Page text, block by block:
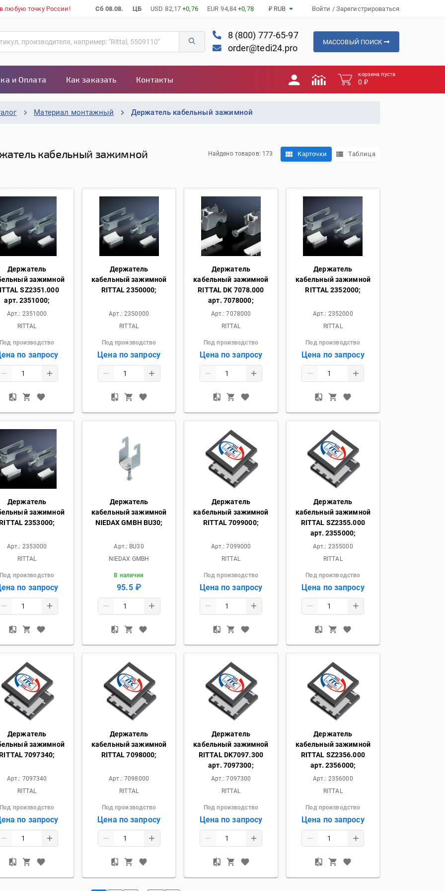
любую точку России! Сб 08.08. ЦБ USD 82,17 +0,76 EUR 94,84 +0,78 ₽ RUB Войти / Зарегистрироваться
8 (800) 777-65-97
order@tedi24.pro
МАССОВЫЙ ПОИСК
и Оплата Как заказать Контакты
корзина пуста
0 ₽
Материал монтажный Держатель кабельный зажимной
кабельный зажимной Найдено товаров: 173 Карточки Таблица
Держатель
зажимной
SZ2351.000
арт. 2351000;
Арт.: 2351000
RITTAL
Под производство
по запросу
Держатель
кабельный зажимной
RITTAL 2350000;
Арт.: 2350000
RITTAL
Под производство
Цена по запросу
Держатель
кабельный зажимной
RITTAL DK 7078.000
арт. 7078000;
Арт.:7078000
RITTAL
Под производство
Цена по запросу
Держатель
кабельный зажимной
RITTAL 2352000;
Арт.: 2352000
RITTAL
Под производство
Цена по запросу
Держатель
зажимной
2353000;
Арт.: 2353000
RITTAL
Под производство
по запросу
Держатель
кабельный зажимной
NIEDAX GMBH BU30;
Арт.: BU30
NIEDAX GMBH
В наличии
95.5 ₽
Держатель
кабельный зажимной
RITTAL 7099000;
Арт.:7099000
RITTAL
Под производство
Цена по запросу
Держатель
кабельный зажимной
RITTAL SZ2355.000
арт. 2355000;
Арт.: 2355000
RITTAL
Под производство
Цена по запросу
Держатель
зажимной
7097340;
Арт.: 7097340
RITTAL
Под производство
по запросу
Держатель
кабельный зажимной
RITTAL 7098000;
Арт.: 7098000
RITTAL
Под производство
Цена по запросу
Держатель
кабельный зажимной
RITTAL DK7097.300
арт. 7097300;
Арт.:7097300
RITTAL
Под производство
Цена по запросу
Держатель
кабельный зажимной
RITTAL SZ2356.000
арт. 2356000;
Арт.: 2356000
RITTAL
Под производство
Цена по запросу